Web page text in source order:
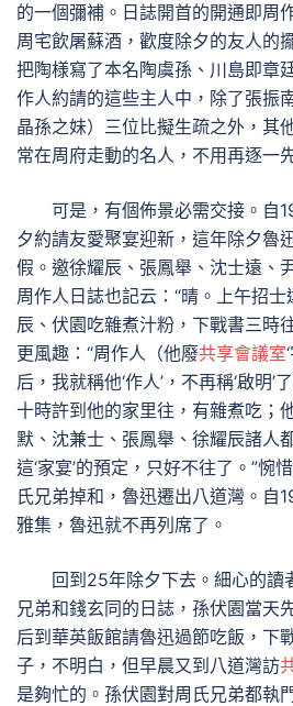
的一個彌補。日誌開首的開通即周
周宅飲屠蘇酒，歡度除夕的友人的
把陶様寫了本名陶虞孫、川島即章
作人約請的這些主人中，除了張振
晶孫之妹）三位比擬生疏之外，其
常在周府走動的名人，不用再逐一
可是，有個佈景必需交接。自
夕約請友愛聚宴迎新，這年除夕魯
假。邀徐耀辰、張鳳舉、沈士遠、
周作人日誌也記云：“晴。上午招
辰、伏園吃雜煮汁粉，下戰書三時
更風趣：“周作人（他廢共享會議室
后，我就稱他‘作人’，不再稱‘啟明
十時許到他的家里往，有雜煮吃；
默、沈兼士、張鳳舉、徐耀辰諸人
這‘家宴’的預定，只好不往了。”惋
氏兄弟掉和，魯迅遷出八道灣。自
雅集，魯迅就不再列席了。
回到25年除夕下去。細心的讀
兄弟和錢玄同的日誌，孫伏園當天
后到華英飯館請魯迅過節吃飯，下
子，不明白，但早晨又到八道灣訪
是夠忙的。孫伏園對周氏兄弟都執